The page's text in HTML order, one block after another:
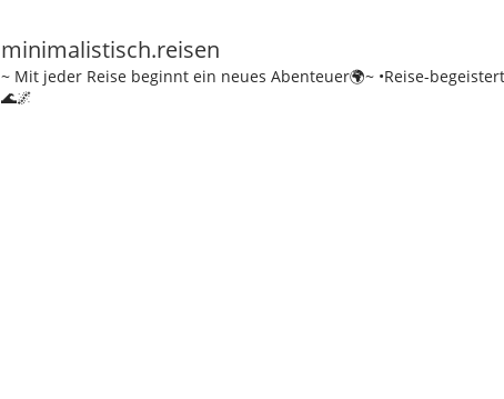
minimalistisch.reisen
~ Mit jeder Reise beginnt ein neues Abenteuer🌍~ •Reise-
🌊🌌